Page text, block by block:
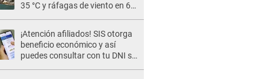
35 °C y ráfagas de viento en 6
¡Atención afiliados! SIS otorga
beneficio económico y así
puedes consultar con tu DNI si